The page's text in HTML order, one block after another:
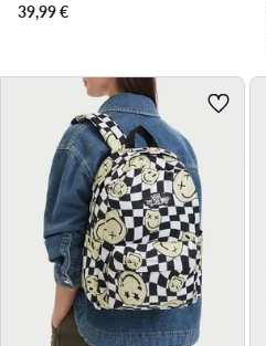
39,99€